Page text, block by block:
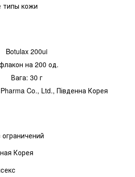
типы кожи
Botulax 200ui
на 200 од.
Вага: 30 г
Co., Ltd., Південна Корея
ограничений
Корея